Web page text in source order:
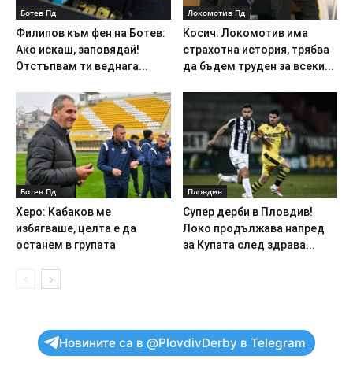
Ботев Пд
Филипов към фен на Ботев:
Ако искаш, заповядай!
Отстъпвам ти веднага...
Локомотив Пд
Косич: Локомотив има
страхотна история, трябва
да бъдем труден за всеки...
Ботев Пд
Херо: Кабаков ме
избягваше, целта е да
останем в групата
Пловдив
Супер дерби в Пловдив!
Локо продължава напред
за Купата след здрава...
Новините са в @PlovdivDerby в Telegram